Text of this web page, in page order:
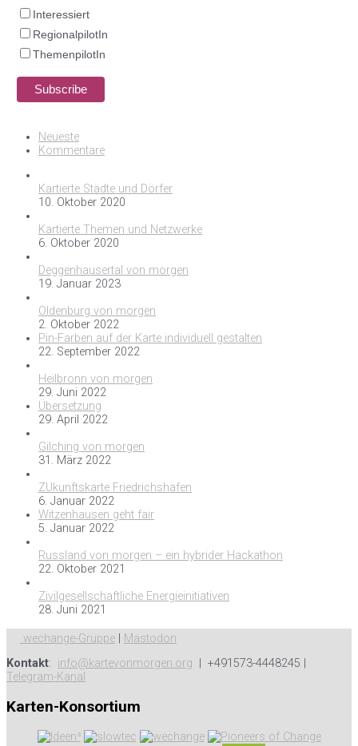
Interessiert
RegionalpilotIn
ThemenpilotIn
Neueste
Kommentare
Kartierte Städte und Dörfer
10. Oktober 2020
Kartierte Themen und Netzwerke
6. Oktober 2020
Deggenhausertal von morgen
19. Januar 2023
Oldenburg von morgen
2. Oktober 2022
Pin-Farben auf der Karte individuell gestalten
22. September 2022
Heilbronn von morgen
29. Juni 2022
Übersetzung
29. April 2022
Gilching von morgen
31. März 2022
ZUkunftskarte Friedrichshafen
6. Januar 2022
Witzenhausen geht fair
5. Januar 2022
Russland von morgen – ein hybrider Hackathon
22. Oktober 2021
Zivilgesellschaftliche Energieinitiativen
28. Juni 2021
wechange-Gruppe
Mastodon
Kontakt: info@kartevonmorgen.org | +491573-4448245 |
Telegram-Kanal
Karten-Konsortium